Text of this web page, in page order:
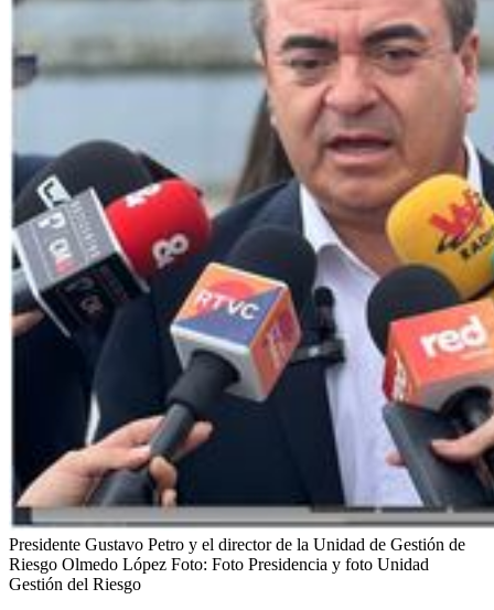
Presidente Gustavo Petro y el director de la Unidad de Gestión de
Riesgo Olmedo López Foto: Foto Presidencia y foto Unidad
Gestión del Riesgo